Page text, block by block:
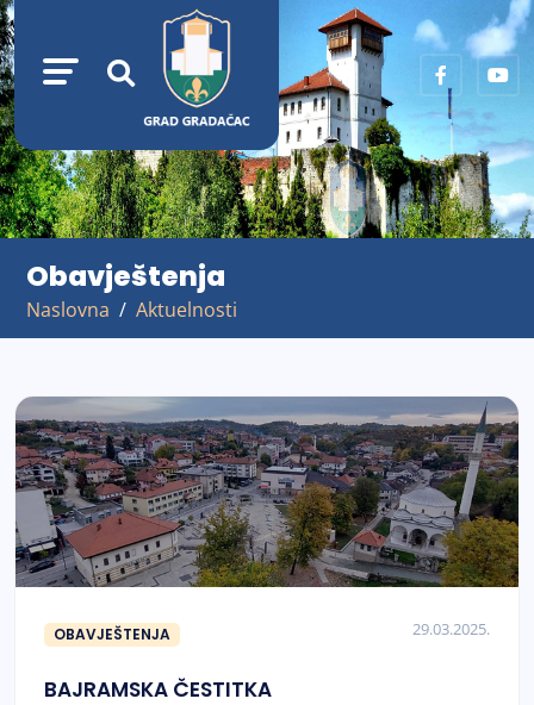
Obavještenja
Naslovna Aktuelnosti
OBAVJEŠTENJA 29.03.2025.
BAJRAMSKA ČESTITKA